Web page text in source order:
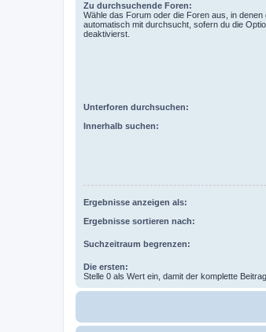
Zu durchsuchende Foren:
Wähle das Forum oder die Foren aus, in
automatisch mit durchsucht, sofern du die
deaktivierst.
Unterforen durchsuchen:
Innerhalb suchen:
Ergebnisse anzeigen als:
Ergebnisse sortieren nach:
Suchzeitraum begrenzen:
Die ersten:
Stelle 0 als Wert ein, damit der komplette